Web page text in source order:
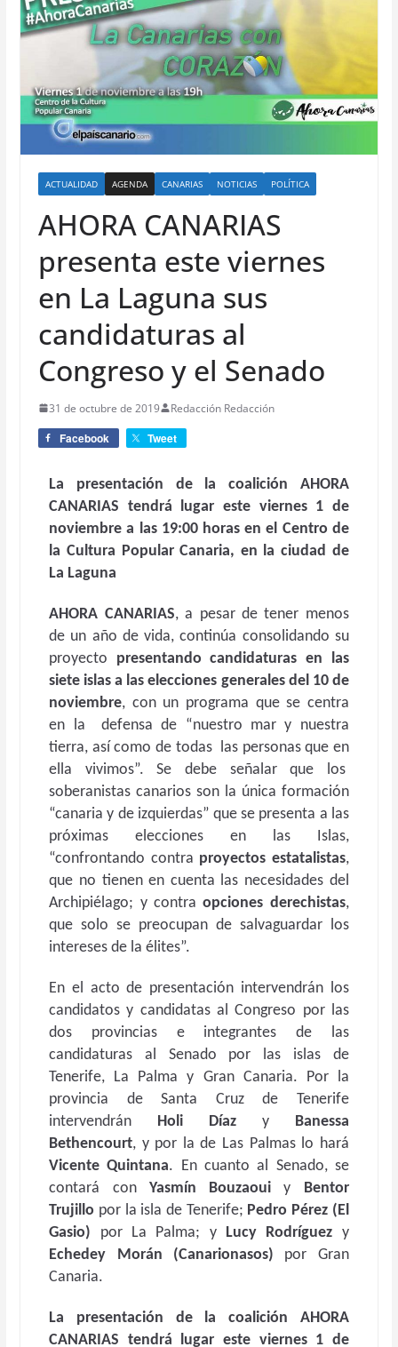
ACTUALIDAD AGENDA CANARIAS NOTICIAS POLÍTICA
AHORA CANARIAS
presenta este viernes
en La Laguna sus
candidaturas al
Congreso y el Senado
31 de octubre de 2019 Redacción Redacción
Facebook Tweet
La presentación de la coalición AHORA
CANARIAS tendrá lugar este viernes 1 de
noviembre a las 19:00 horas en el Centro de
la Cultura Popular Canaria, en la ciudad de
La Laguna
AHORA CANARIAS, a pesar de tener menos
de un año de vida, continúa consolidando su
proyecto presentando candidaturas en las
siete islas a las elecciones generales del 10 de
noviembre, con un programa que se centra
en la defensa de “nuestro mar y nuestra
tierra, así como de todas las personas que en
ella vivimos”. Se debe señalar que los
soberanistas canarios son la única formación
“canaria y de izquierdas” que se presenta a las
próximas elecciones en las Islas,
“confrontando contra proyectos estatalistas,
que no tienen en cuenta las necesidades del
Archipiélago; y contraopciones derechistas,
que solo se preocupan de salvaguardar los
intereses de la élites”.
En el acto de presentación intervendrán los
candidatos y candidatas al Congreso por las
dos provincias e integrantes de las
candidaturas al Senado por las islas de
Tenerife, La Palma y Gran Canaria. Por la
provincia de Santa Cruz de Tenerife
intervendrán Holi Díaz y Banessa
Bethencourt, y por la de Las Palmas lo hará
Vicente Quintana. En cuanto al Senado, se
contará con Yasmín Bouzaoui y Bentor
Trujillo por la isla de Tenerife; Pedro Pérez (El
Gasio) por La Palma; y Lucy Rodríguez y
Echedey Morán
(Canarionasos) por Gran
Canaria.
La presentación de la coalición AHORA
CANARIAS tendrá lugar este viernes 1 de